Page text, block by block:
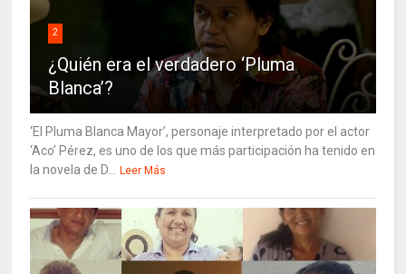
2
¿Quién era el verdadero ‘Pluma
Blanca’?
‘El Pluma Blanca Mayor’, personaje interpretado por el actor
‘Aco’ Pérez, es uno de los que más participación ha tenido en
la novela de D...
Leer Más